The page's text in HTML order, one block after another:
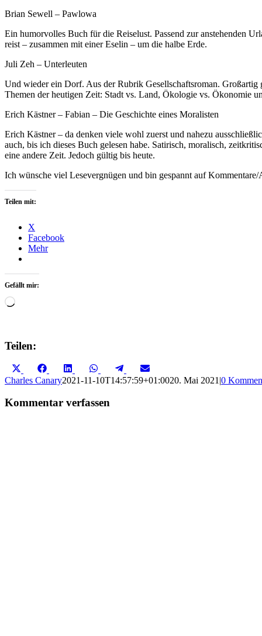
Brian Sewell – Pawlowa
Ein humorvolles Buch für die Reiselust. Passend zur anstehenden
reist – zusammen mit einer Eselin – um die halbe Erde.
Juli Zeh – Unterleuten
Und wieder ein Dorf. Aus der Rubrik Gesellschaftsroman. Großartig
Themen der heutigen Zeit: Stadt vs. Land, Ökologie vs. Ökonomie
Erich Kästner – Fabian – Die Geschichte eines Moralisten
Erich Kästner – da denken viele wohl zuerst und nahezu
auch, bis ich dieses Buch gelesen habe. Satirisch, moralisch,
eine andere Zeit. Jedoch gültig bis heute.
Ich wünsche viel Lesevergnügen und bin gespannt auf
Teilen mit:
X
Facebook
Mehr
Gefällt mir:
Wird
Teilen:
Share
on
(Twitter)
Share
on
FacebookShare
on
LinkedInShare
on
WhatsAppShare
on
TelegramShare
on
Charles Canary2021-11-10T14:57:59+01:0020. Mai 2021 |0
Kommentar verfassen